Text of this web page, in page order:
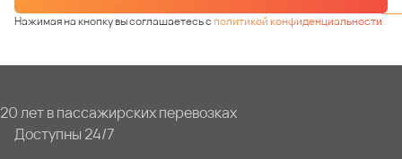
Нажимая на кнопку вы соглашаетесь сполитикой конфиденциальности
20 лет в пассажирских перевозках
Доступны 24/7